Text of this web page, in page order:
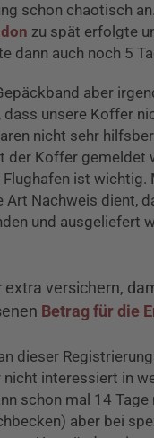
schon chaotisch
zu spät erfolgte
dann auch noch 5
aber
unsere Koffer
nicht sehr
der Koffer gemeldet
ist wichtig.
Art Nachweis dient,
und ausgeliefert
versichern,
Betrag für die
dieser
interessiert in
schon mal 14 Tage
aber bei